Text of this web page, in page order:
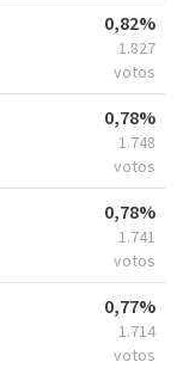
0,82%
1.827
votos
0,78%
1.748
votos
0,78%
1.741
votos
0,77%
1.714
votos